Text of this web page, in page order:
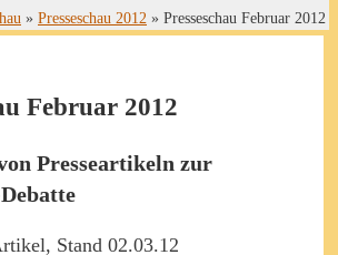
» Presseschau 2012 » Presseschau Februar 2012
Februar 2012
Presseartikeln zur
Stand 02.03.12